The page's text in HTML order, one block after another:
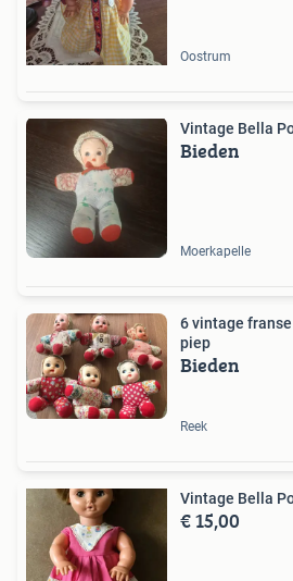
Oostrum
Vintage Bella
Bieden
Moerkapelle
6 vintage
piep
Bieden
Reek
Vintage Bella
€ 15,00